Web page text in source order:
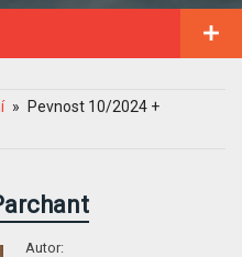
Pevnost 10/2024 +
Autor: